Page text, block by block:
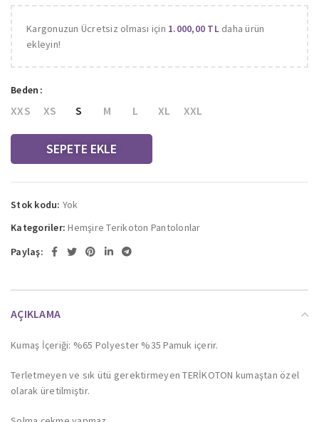
Kargonuzun Ücretsiz olması için 1.000,00 TLdaha ürün
ekleyin!
Beden
XXS XS S M L XL XXL
SEPETE EKLE
Stok kodu: Yok
Kategoriler: Hemşire Terikoton Pantolonlar
Paylaş:
AÇIKLAMA
Kumaş İçeriği: %65 Polyester %35 Pamuk içerir.
Terletmeyen ve sık ütü gerektirmeyen TERİKOTON kumaştan özel
olarak üretilmiştir.